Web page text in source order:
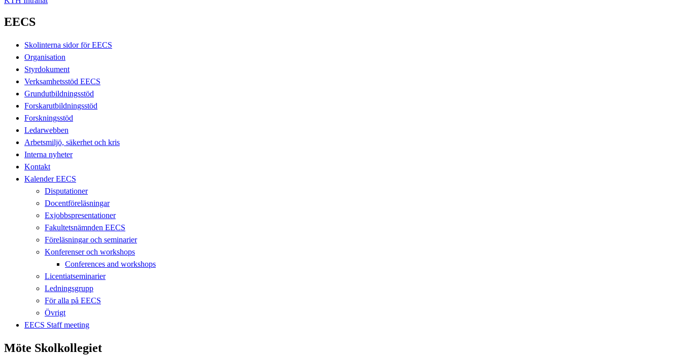
EECS
Skolinterna sidor för EECS
Organisation
Styrdokument
Verksamhetsstöd EECS
Grundutbildningsstöd
Forskarutbildningsstöd
Forskningsstöd
Ledarwebben
Arbetsmiljö, säkerhet och kris
Interna nyheter
Kontakt
Kalender EECS
Disputationer
Docentföreläsningar
Exjobbspresentationer
Fakultetsnämnden EECS
Föreläsningar och seminarier
Konferenser och workshops
Conferences and workshops
Licentiatseminarier
Ledningsgrupp
För alla på EECS
Övrigt
EECS Staff meeting
Möte Skolkollegiet